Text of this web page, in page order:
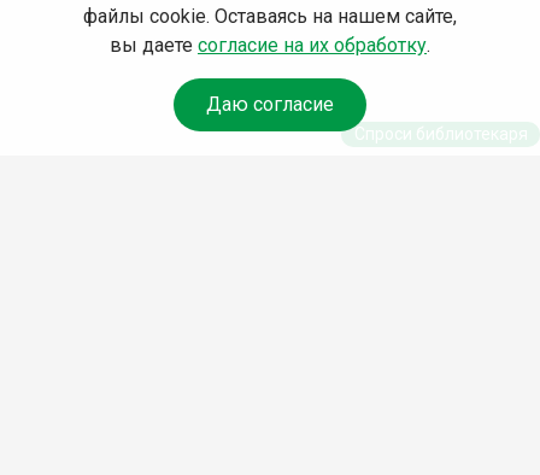
файлы cookie. Оставаясь на нашем сайте,
вы даете согласие на их обработку.
Даю согласие
Спроси библиотекаря